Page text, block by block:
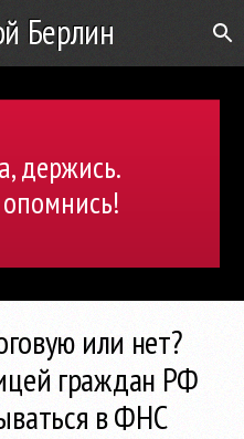
Берлин
держись.
опомнись!
или нет?
граждан РФ
в ФНС